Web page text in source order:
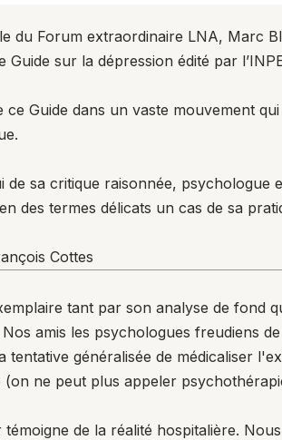
du Forum extraordinaire LNA, Marc
Guide sur la dépression édité par
ce Guide dans un vaste mouvement
de sa critique raisonnée,
des termes délicats un cas de sa
Cottes
tant par son analyse de fond
amis les psychologues freudiens
tentative généralisée de médicaliser
(on ne peut plus appeler
témoigne de la réalité hospitalière.